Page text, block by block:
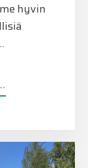
hyvin